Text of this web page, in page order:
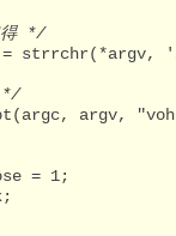
得 */
*/